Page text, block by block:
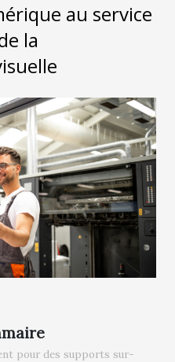
au service
la
pour des supports sur-